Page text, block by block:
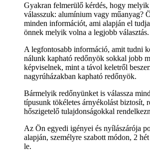
Gyakran felmerülő kérdés, hogy
válasszuk: alumínium vagy műanyag?
minden információt, ami alapján el
önnek melyik volna a legjobb választás.
A legfontosabb információ, amit tudni
nálunk kapható redőnyök sokkal jobb
képviselnek, mint a távol keletről
nagyrúházakban kapható redőnyök.
Bármelyik redőnyünket is válassza
típusunk tökéletes árnyékolást biztosít,
hőszigetelő tulajdonságokkal
Az Ön egyedi igényei és nyílászárója
alapján, személyre szabott módon, 2
le.